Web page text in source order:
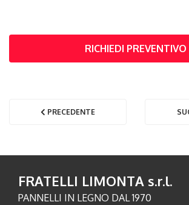
RICHIEDI PREVENTIVO
PRECEDENTE
FRATELLI LIMONTA s.r.l.
PANNELLI IN LEGNO DAL 1970